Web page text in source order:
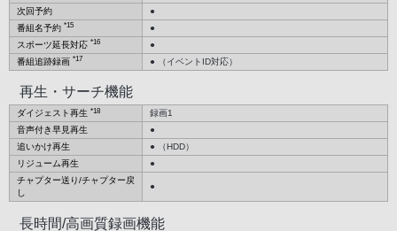
次回予約
●
番組名予約 *15
●
スポーツ延長対応 *16
●
番組追跡録画 *17 ● （イベントID対応）
再生・サーチ機能
ダイジェスト再生 *18
録画1
音声付き早見再生
●
追いかけ再生
● （HDD）
リジューム再生
●
チャプター送り/チャプター戻
し
●
長時間/高画質録画機能